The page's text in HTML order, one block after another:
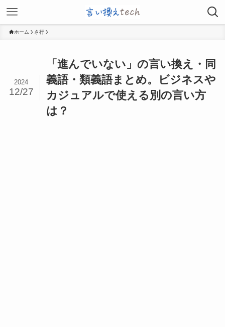
ホーム さ行
「進んでいない」の言い換え・同
義語・類義語まとめ。ビジネスや
カジュアルで使える別の言い方
は？
2024
12/27